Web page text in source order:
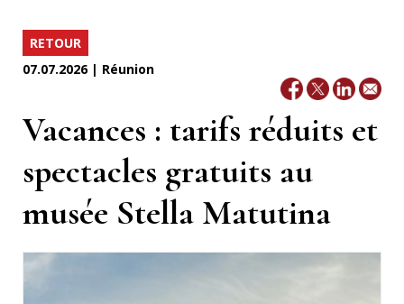
RETOUR
07.07.2026 | Réunion
Vacances : tarifs réduits et
spectacles gratuits au
musée Stella Matutina